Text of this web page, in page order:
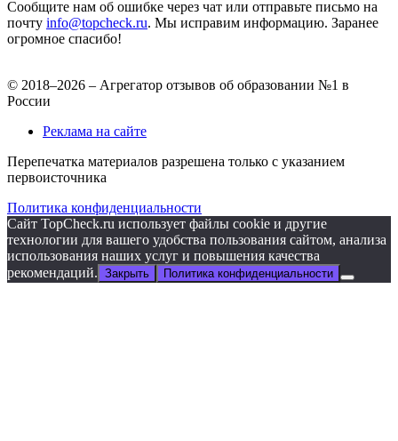
Сообщите нам об ошибке через чат или отправьте письмо на
почту info@topcheck.ru. Мы исправим информацию. Заранее
огромное спасибо!
© 2018–2026 – Агрегатор отзывов об образовании №1 в
России
Реклама на сайте
Перепечатка материалов разрешена только с указанием
первоисточника
Политика конфиденциальности
Сайт TopCheck.ru использует файлы cookie и другие
технологии для вашего удобства пользования сайтом, анализа
использования наших услуг и повышения качества
рекомендаций. Закрыть Политика конфиденциальности